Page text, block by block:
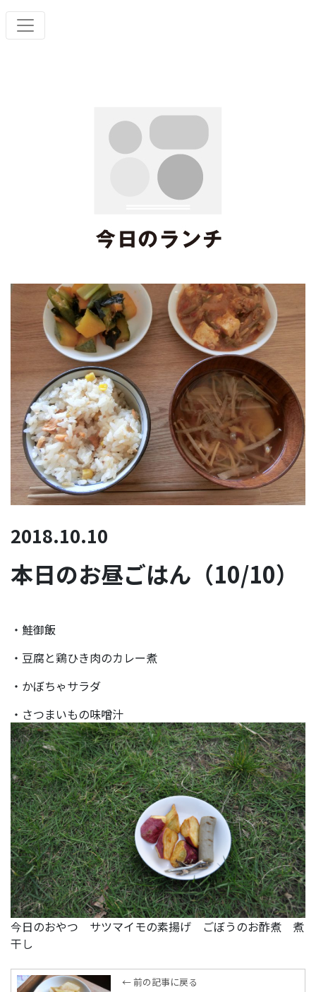
2018.10.10
本日のお昼ごはん（10/10）
・鮭御飯
・豆腐と鶏ひき肉のカレー煮
・かぼちゃサラダ
・さつまいもの味噌汁
今日のおやつ サツマイモの素揚げ ごぼうのお酢煮 煮
干し
← 前の記事に戻る